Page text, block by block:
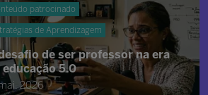
patrocinado
de Aprendizagem
de ser professor na era
educação 5.0
2026